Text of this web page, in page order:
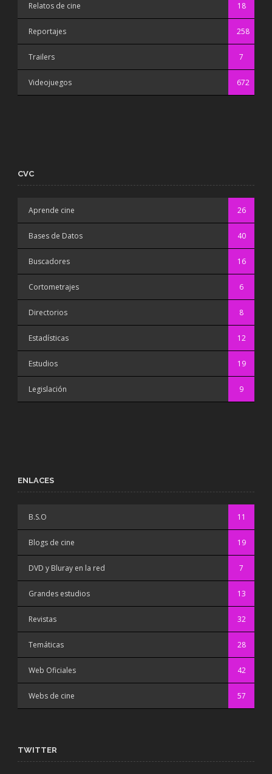
Relatos de cine 18
Reportajes 258
Trailers 7
Videojuegos 672
CVC
Aprende cine 26
Bases de Datos 40
Buscadores 16
Cortometrajes 6
Directorios 8
Estadísticas 12
Estudios 19
Legislación 9
ENLACES
B.S.O 11
Blogs de cine 19
DVD y Bluray en la red 7
Grandes estudios 13
Revistas 32
Temáticas 28
Web Oficiales 42
Webs de cine 57
TWITTER